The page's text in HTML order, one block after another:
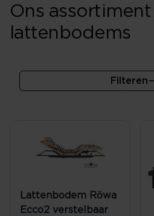
Ons
lattenbodems
Filteren
Lattenbodem Röwa
Ecco2 verstelbaar